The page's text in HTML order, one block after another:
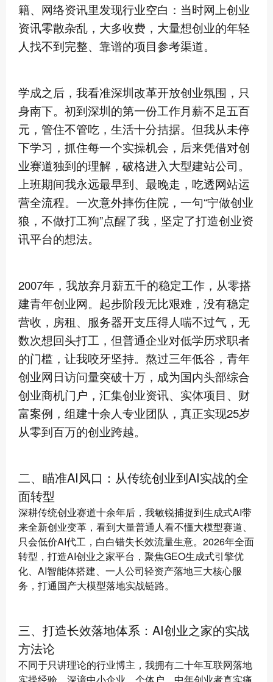
籍、网络资讯里发现行业空白：当时网上创业
资讯零散杂乱，大多收费，大量想创业的年轻
人找不到完整、靠谱的项目参考渠道。
学成之后，我看准深圳改革开放创业氛围，只
身南下。初到深圳的第一份工作月薪不足五百
元，管住不管吃，生活十分拮据。但我从未停
下学习，抓住每一个实操机会，后来凭借对创
业赛道独到的理解，破格进入大型建站公司。
上班期间我永远最早到、最晚走，吃透网站运
营全流程。一次意外摔伤住院，一句“宁做创业
狼，不做打工狗”点醒了我，坚定了打造创业资
讯平台的想法。
2007年，我放弃月薪五千的稳定工作，从零搭
建青年创业网。起步阶段无比艰难，没有稳定
营收，房租、服务器开支压得人喘不过气，无
数次想回头打工，但普通企业对低学历求职者
的门槛，让我咬牙坚持。熬过三年低谷，青年
创业网日访问量突破十万，成为国内头部综合
创业商机门户，汇集创业资讯、实体项目、财
富案例，组建十余人专业团队，真正实现25岁
从零到百万的创业跨越。
二、瞄准AI风口：从传统创业到AI实战的全
面转型
深耕传统创业赛道十余年后，我敏锐捕捉到生成式AI带
来全新创业变革，看到大量普通人看不懂大模型赛道、
只会低价AI代工，白白错失长效流量生意。2026年全面
转型，打造AI创业之家平台，聚焦GEO生成式引擎优
化、AI智能体搭建、一人公司轻资产落地三大核心服
务，打通国产大模型落地实战链路。
三、打造长效落地体系：AI创业之家的实战
方法论
不同于只讲理论的行业博主，我拥有二十年互联网落地